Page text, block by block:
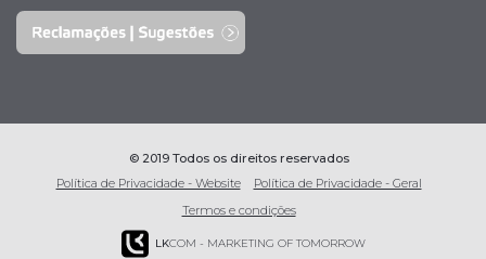
© 2019 Todos os direitos reservados
Política de Privacidade - Website
Política de Privacidade - Geral
Termos e condições
LKCOM - MARKETING OF TOMORROW